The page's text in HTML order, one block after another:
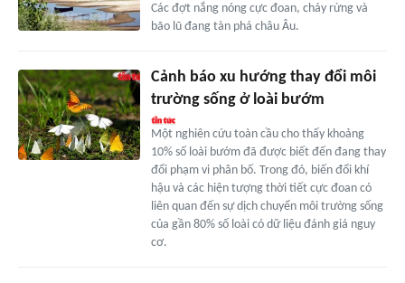
Các đợt nắng nóng cực đoan, cháy rừng và
bão lũ đang tàn phá châu Âu.
Cảnh báo xu hướng thay đổi môi
trường sống ở loài bướm
Một nghiên cứu toàn cầu cho thấy khoảng
10% số loài bướm đã được biết đến đang thay
đổi phạm vi phân bố. Trong đó, biến đổi khí
hậu và các hiện tượng thời tiết cực đoan có
liên quan đến sự dịch chuyển môi trường sống
của gần 80% số loài có dữ liệu đánh giá nguy
cơ.